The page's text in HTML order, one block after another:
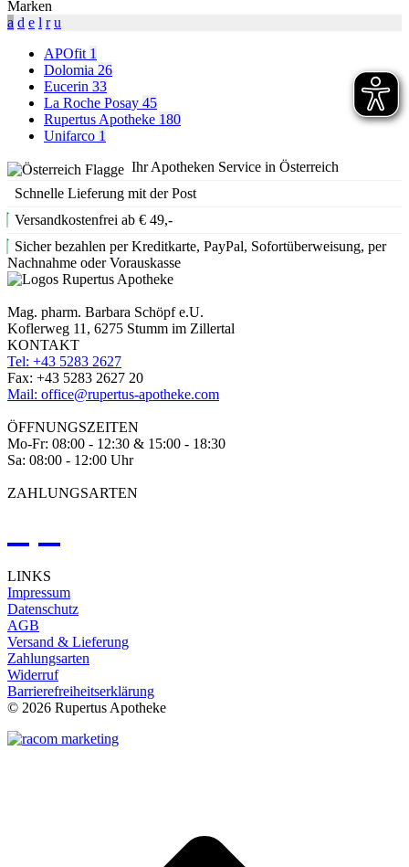
Marken
a d e l r u
APOfit 1
Dolomia 26
Eucerin 33
La Roche Posay 45
Rupertus Apotheke 180
Unifarco 1
Ihr Apotheken Service in Österreich
Schnelle Lieferung mit der Post
Versandkostenfrei ab € 49,-
Sicher bezahlen per Kreditkarte, PayPal, Sofortüberweisung, per
Nachnahme oder Vorauskasse
Mag. pharm. Barbara Schöpf e.U.
Koflerweg 11, 6275 Stumm im Zillertal
KONTAKT
Tel: +43 5283 2627
Fax: +43 5283 2627 20
Mail: office@rupertus-apotheke.com
ÖFFNUNGSZEITEN
Mo-Fr: 08:00 - 12:30 & 15:00 - 18:30
Sa: 08:00 - 12:00 Uhr
ZAHLUNGSARTEN
LINKS
Impressum
Datenschutz
AGB
Versand & Lieferung
Zahlungsarten
Widerruf
Barrierefreiheitserklärung
© 2026 Rupertus Apotheke